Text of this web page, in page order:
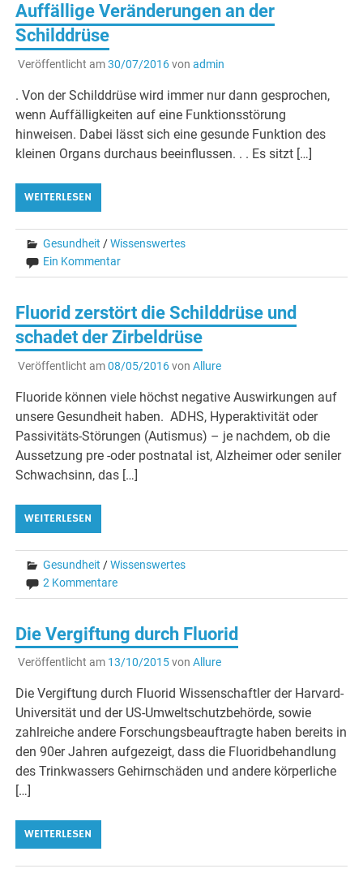
Auffällige Veränderungen an der
Schilddrüse
Veröffentlicht am30/07/2016von admin
. Von der Schilddrüse wird immer nur dann gesprochen,
wenn Auffälligkeiten auf eine Funktionsstörung
hinweisen. Dabei lässt sich eine gesunde Funktion des
kleinen Organs durchaus beeinflussen. . . Es sitzt […]
WEITERLESEN
Gesundheit /Wissenswertes
Ein Kommentar
Fluorid zerstört die Schilddrüse und
schadet der Zirbeldrüse
Veröffentlicht am08/05/2016von Allure
Fluoride können viele höchst negative Auswirkungen auf
unsere Gesundheit haben. ADHS, Hyperaktivität oder
Passivitäts-Störungen (Autismus) – je nachdem, ob die
Aussetzung pre -oder postnatal ist, Alzheimer oder seniler
Schwachsinn, das […]
WEITERLESEN
Gesundheit /Wissenswertes
2 Kommentare
Die Vergiftung durch Fluorid
Veröffentlicht am 13/10/2015von Allure
Die Vergiftung durch Fluorid Wissenschaftler der Harvard-
Universität und der US-Umweltschutzbehörde, sowie
zahlreiche andere Forschungsbeauftragte haben bereits in
den 90er Jahren aufgezeigt, dass die Fluoridbehandlung
des Trinkwassers Gehirnschäden und andere körperliche
[…]
WEITERLESEN